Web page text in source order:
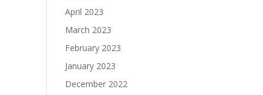
April 2023
March 2023
February 2023
January 2023
December 2022